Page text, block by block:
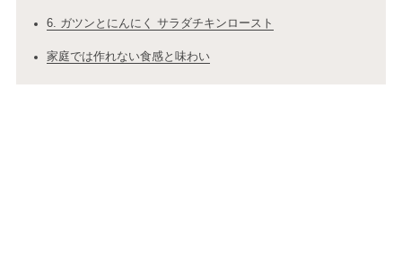
6. ガツンとにんにく サラダチキンロースト
家庭では作れない食感と味わい